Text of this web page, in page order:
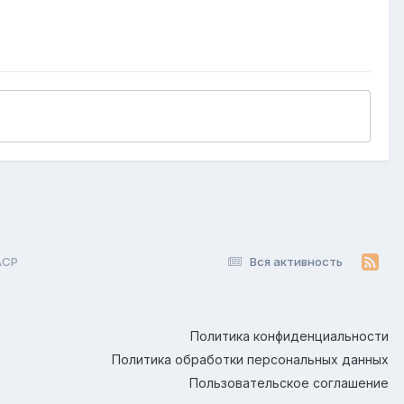
Вся активность
Политика конфиденциальности
Политика обработки персональных данных
Пользовательское соглашение